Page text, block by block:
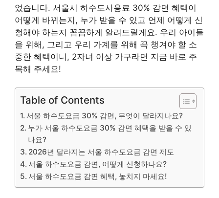
었습니다. 서울시 하수도사용료 30% 감면 혜택이
어떻게 바뀌는지, 누가 받을 수 있고 언제 어떻게 신
청해야 하는지 꼼꼼하게 알려드릴게요. 우리 아이들
을 위해, 그리고 우리 가계를 위해 꼭 챙겨야 할 소
중한 혜택이니, 2자녀 이상 가구라면 지금 바로 주
목해 주세요!
Table of Contents
서울 하수도요금 30% 감면, 무엇이 달라지나요?
누가 서울 하수도요금 30% 감면 혜택을 받을 수 있
나요?
2026년 달라지는 서울 하수도요금 감면 제도
서울 하수도요금 감면, 어떻게 신청하나요?
서울 하수도요금 감면 혜택, 놓치지 마세요!